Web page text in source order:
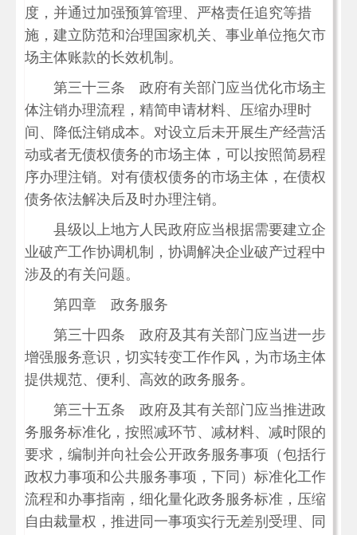
度，并通过加强预算管理、严格责任追究等措
施，建立防范和治理国家机关、事业单位拖欠市
场主体账款的长效机制。
第三十三条 政府有关部门应当优化市场主
体注销办理流程，精简申请材料、压缩办理时
间、降低注销成本。对设立后未开展生产经营活
动或者无债权债务的市场主体，可以按照简易程
序办理注销。对有债权债务的市场主体，在债权
债务依法解决后及时办理注销。
县级以上地方人民政府应当根据需要建立企
业破产工作协调机制，协调解决企业破产过程中
涉及的有关问题。
第四章 政务服务
第三十四条 政府及其有关部门应当进一步
增强服务意识，切实转变工作作风，为市场主体
提供规范、便利、高效的政务服务。
第三十五条 政府及其有关部门应当推进政
务服务标准化，按照减环节、减材料、减时限的
要求，编制并向社会公开政务服务事项（包括行
政权力事项和公共服务事项，下同）标准化工作
流程和办事指南，细化量化政务服务标准，压缩
自由裁量权，推进同一事项实行无差别受理、同